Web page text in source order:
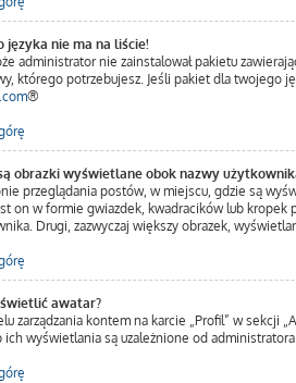
języka nie ma na liście!
administrator nie zainstalował pakietu
którego potrzebujesz. Jeśli pakiet dla twojego
®
obrazki wyświetlane obok nazwy
przeglądania postów, w miejscu, gdzie są
on w formie gwiazdek, kwadracików lub kropek
Drugi, zazwyczaj większy obrazek,
awatar?
zarządzania kontem na karcie „Profil” w sekcji
ich wyświetlania są uzależnione od